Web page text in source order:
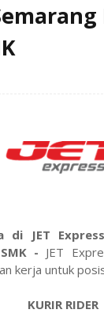
di JET
- JET
kerja untuk
KURIR RIDER